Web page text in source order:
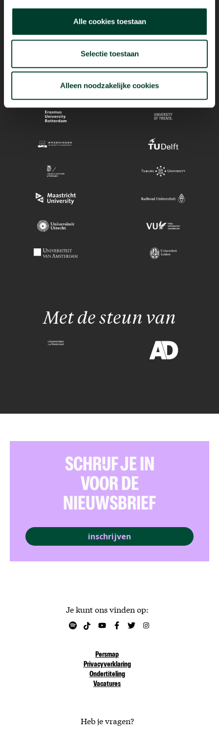
Alle cookies toestaan
Selectie toestaan
Alleen noodzakelijke cookies
Mogelijk dankzij
Met de steun van
Je kunt ons vinden op:
Persmap
Privacyverklaring
Ondertiteling
Vacatures
Heb je vragen?
SCHRIJF JE IN
VOOR DE
NIEUWSBRIEF
inschrijven